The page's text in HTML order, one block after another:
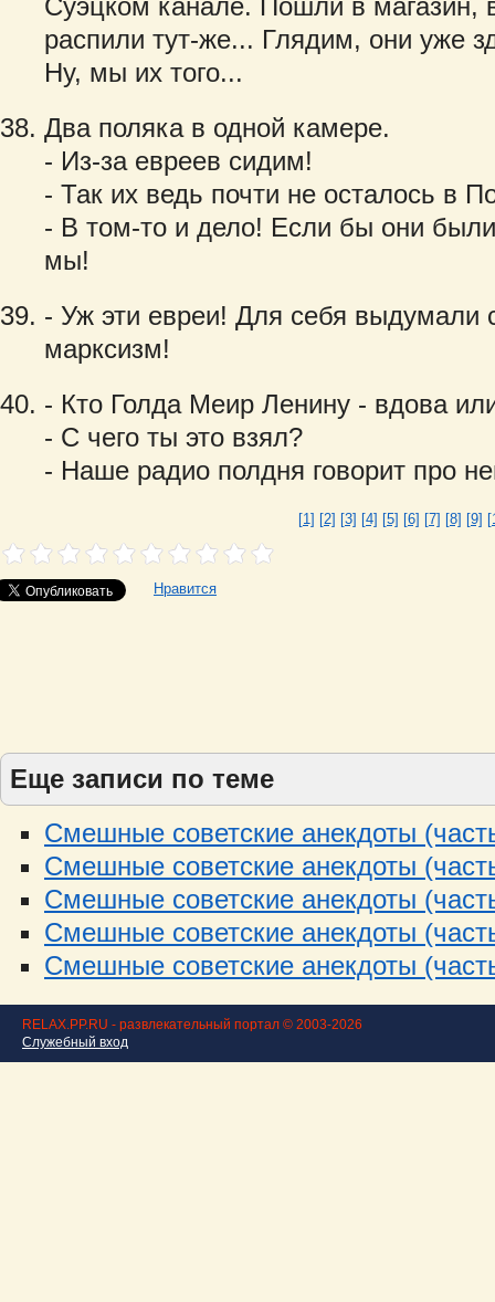
Суэцком канале. Пошли в магазин,
распили тут-же... Глядим, они уже
Ну, мы их того...
Два поляка в одной камере.
- Из-за евреев сидим!
- Так их ведь почти не осталось в
- В том-то и дело! Если бы они
мы!
- Уж эти евреи! Для себя выдумали
марксизм!
- Кто Голда Меир Ленину - вдова
- С чего ты это взял?
- Наше радио полдня говорит про
[1] [2] [3] [4] [5] [6] [7] [8] [9]
Нравится
Еще записи по теме
Смешные советские анекдоты
Смешные советские анекдоты
Смешные советские анекдоты
Смешные советские анекдоты
Смешные советские анекдоты
RELAX.PP.RU - развлекательный портал © 2003-2026
Служебный вход